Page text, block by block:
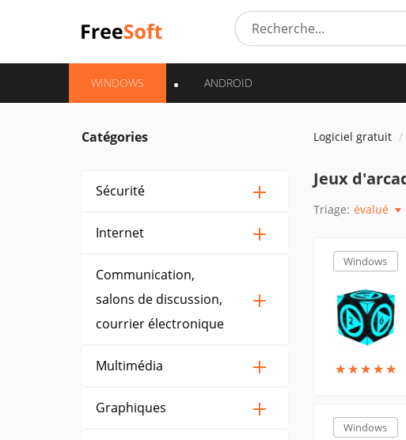
WINDOWS ANDROID
Catégories
Sécurité
Internet
Communication,
salons de discussion,
courrier électronique
Multimédia
Graphiques
Logiciel gratuit
Jeux
Triage: évalué
Windows
★★★★★
★★★★★
Windows